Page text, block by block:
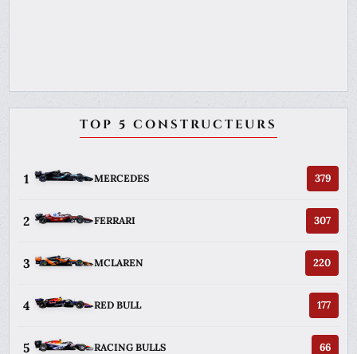
TOP 5 CONSTRUCTEURS
1 MERCEDES 379
2 FERRARI 307
3 MCLAREN 220
4 RED BULL 177
5 RACING BULLS 66